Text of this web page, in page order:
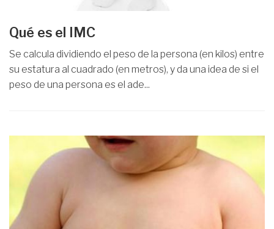
Qué es el IMC
Se calcula dividiendo el peso de la persona (en kilos) entre
su estatura al cuadrado (en metros), y da una idea de si el
peso de una persona es el ade...